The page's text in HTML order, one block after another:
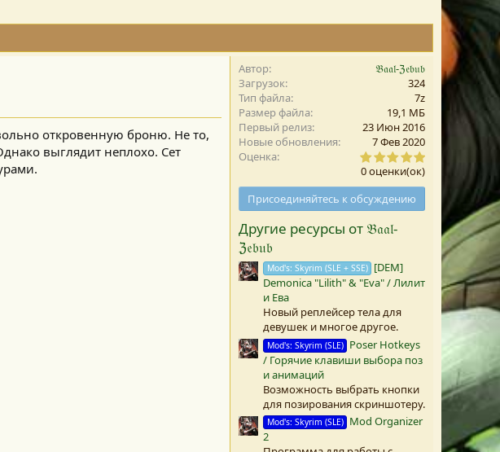
откровенную броню. Не то,
выглядит неплохо. Сет
Автор
𝔅𝔞𝔞𝔩-ℨ𝔢𝔟𝔲𝔟
Загрузок
324
Тип файла
7z
Размер файла
19,1 MБ
Первый релиз
23 Июн 2016
Новые обновления
7 Фев 2020
Оценка
0
,
0
з
(
0 оценки(ок)
Присоединяйтесь к обсуждению
Другие ресурсы от 𝔅𝔞𝔞𝔩-
ℨ𝔢𝔟𝔲𝔟
Mod's: Skyrim (SLE + SSE) [DEM]
Demonica "Lilith" & "Eva" / Лилит
и Ева
Новый реплейсер тела для
девушек и многое другое.
Mod's: Skyrim (SLE) Poser Hotkeys
/ Горячие клавиши выбора поз
и анимаций
Возможность выбрать кнопки
для позирования скриншотеру.
Mod's: Skyrim (SLE) Mod Organizer
2